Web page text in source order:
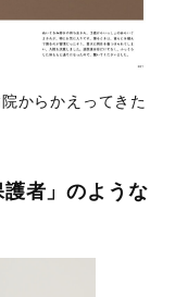
からかえってきた
者」のような